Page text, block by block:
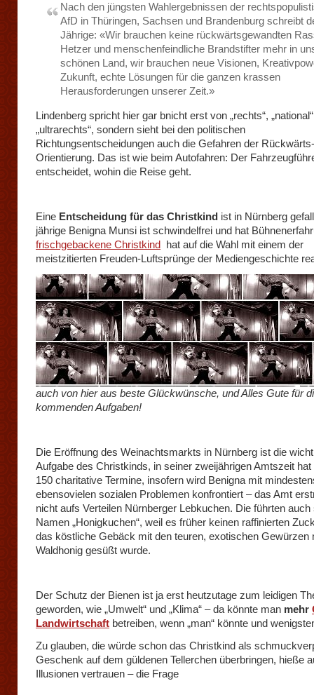
Nach den jüngsten Wahlergebnissen der
AfD in Thüringen, Sachsen und Brandenburg schreibt
Jährige: «Wir brauchen keine rückwärtsgewandten
Hetzer und menschenfeindliche Brandstifter mehr in
schönen Land, wir brauchen neue Visionen,
Zukunft, echte Lösungen für die ganzen krassen
Herausforderungen unserer Zeit.»
Lindenberg spricht hier gar bnicht erst von „rechts“,
„ultrarechts“, sondern sieht bei den politischen
Richtungsentscheidungen auch die Gefahren der Rückwärts-
Orientierung. Das ist wie beim Autofahren: Der
entscheidet, wohin die Reise geht.
Eine Entscheidung für das Christkind ist in Nürnberg
jährige Benigna Munsi ist schwindelfrei und hat
frischgebackene Christkind hat auf die Wahl mit einem der
meistzitierten Freuden-Luftsprünge der Mediengeschichte
auch von hier aus beste Glückwünsche, und Alles Gute für
kommenden Aufgaben!
Die Eröffnung des Weinachtsmarkts in Nürnberg ist die
Aufgabe des Christkinds, in seiner zweijährigen Amtszeit hat
150 charitative Termine, insofern wird Benigna mit
ebensovielen sozialen Problemen konfrontiert – das Amt
nicht aufs Verteilen Nürnberger Lebkuchen. Die führten auch
Namen „Honigkuchen“, weil es früher keinen raffinierten
das köstliche Gebäck mit den teuren, exotischen Gewürzen
Waldhonig gesüßt wurde.
Der Schutz der Bienen ist ja erst heutzutage zum leidigen
geworden, wie „Umwelt“ und „Klima“ – da könnte man mehr
Landwirtschaft betreiben, wenn „man“ könnte und
Zu glauben, die würde schon das Christkind als
Geschenk auf dem güldenen Tellerchen überbringen, hieße
Illusionen vertrauen – die Frage